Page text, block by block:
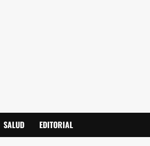
SALUD EDITORIAL